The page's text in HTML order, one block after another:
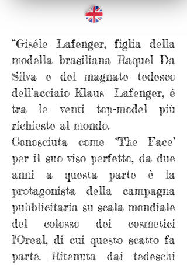
“Giséle Lafenger, figlia della
modella brasiliana Raquel Da
Silva e del magnate tedesco
dell’acciaio Klaus Lafenger, è
tra le venti top-model più
richieste al mondo.
Conosciuta come ‘The Face’
per il suo viso perfetto, da due
anni a questa parte è la
protagonista della campagna
pubblicitaria su scala mondiale
del colosso dei cosmetici
l'Oreal, di cui questo scatto fa
parte. Ritenuta dai tedeschi